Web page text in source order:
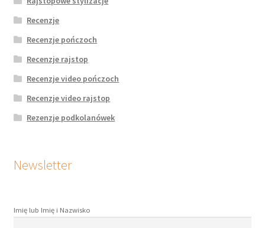
Recenzje
Recenzje pończoch
Recenzje rajstop
Recenzje video pończoch
Recenzje video rajstop
Rezenzje podkolanówek
Newsletter
Imię lub Imię i Nazwisko